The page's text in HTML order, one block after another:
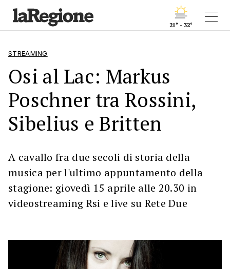
21° - 32°
STREAMING
Osi al Lac: Markus
Poschner tra Rossini,
Sibelius e Britten
A cavallo fra due secoli di storia della
musica per l'ultimo appuntamento della
stagione: giovedì 15 aprile alle 20.30 in
videostreaming Rsi e live su Rete Due